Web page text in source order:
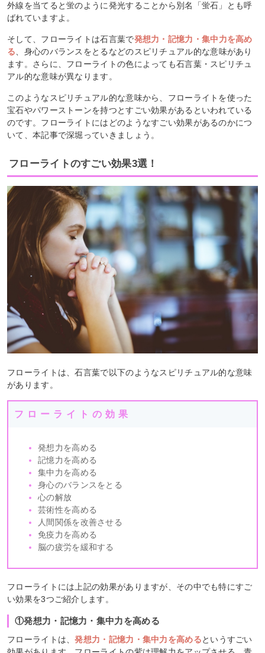
外線を当てると蛍のように発光することから別名「蛍石」とも呼
ばれていますよ。
そして、フローライトは石言葉で発想力・記憶力・集中力を高め
る、身心のバランスをとるなどのスピリチュアル的な意味があり
ます。さらに、フローライトの色によっても石言葉・スピリチュ
アル的な意味が異なります。
このようなスピリチュアル的な意味から、フローライトを使った
宝石やパワーストーンを持つとすごい効果があるといわれている
のです。フローライトにはどのようなすごい効果があるのかにつ
いて、本記事で深堀っていきましょう。
フローライトのすごい効果3選！
フローライトは、石言葉で以下のようなスピリチュアル的な意味
があります。
フローライトの効果
発想力を高める
記憶力を高める
集中力を高める
身心のバランスをとる
心の解放
芸術性を高める
人間関係を改善させる
免疫力を高める
脳の疲労を緩和する
フローライトには上記の効果がありますが、その中でも特にすご
い効果を3つご紹介します。
①発想力・記憶力・集中力を高める
フローライトは、発想力・記憶力・集中力を高めるというすごい